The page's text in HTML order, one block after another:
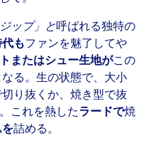
ップ」と呼ばれる独特の
もファンを魅了してや
またはシュー生地がこの
なる。生の状態で、大小
切り抜くか、 焼き型で抜
これを熱したラードで焼
詰める。